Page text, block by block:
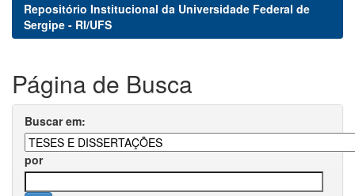
Repositório Institucional da Universidade Federal de
Sergipe - RI/UFS
Página de Busca
Buscar em:
por